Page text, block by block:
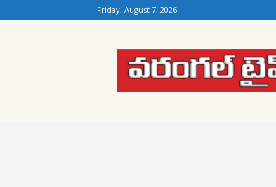
Friday, August 7, 2026
Warangal
Times